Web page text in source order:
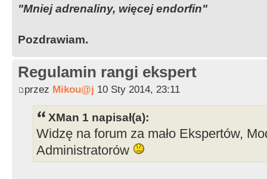
"Mniej adrenaliny, więcej endorfin"
Pozdrawiam.
Regulamin rangi ekspert
przez Mikou@j 10 Sty 2014, 23:11
XMan 1 napisał(a):
Widzę na forum za mało Ekspertów,
Administratorów